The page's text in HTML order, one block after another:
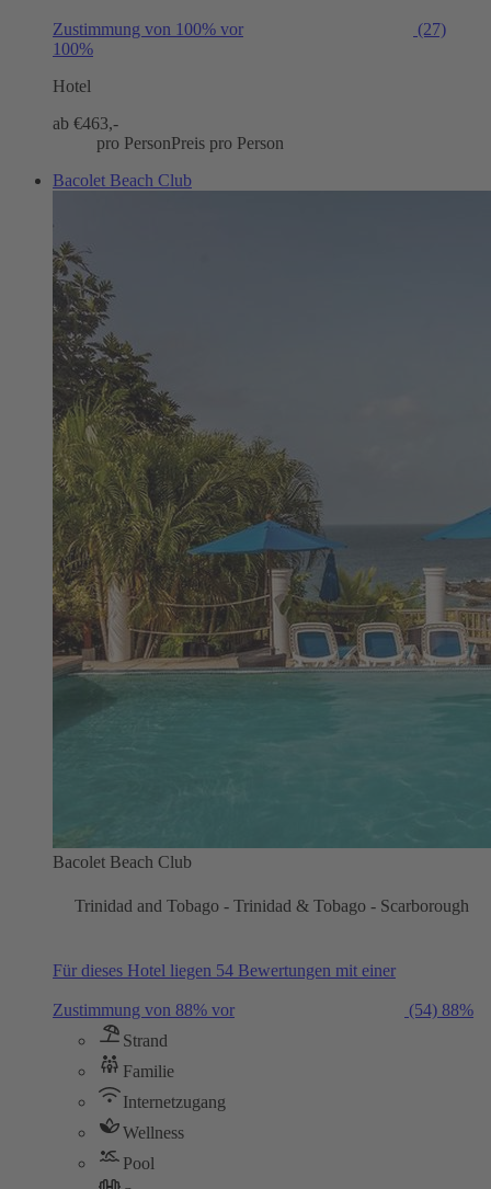
Zustimmung von 100% vor
(27)
100%
Hotel
ab €463,-
pro PersonPreis pro Person
Bacolet Beach Club
Bacolet Beach Club
Trinidad and Tobago - Trinidad & Tobago - Scarborough
Für dieses Hotel liegen 54 Bewertungen mit einer
Zustimmung von 88% vor (54) 88%
Strand
Familie
Internetzugang
Wellness
Pool